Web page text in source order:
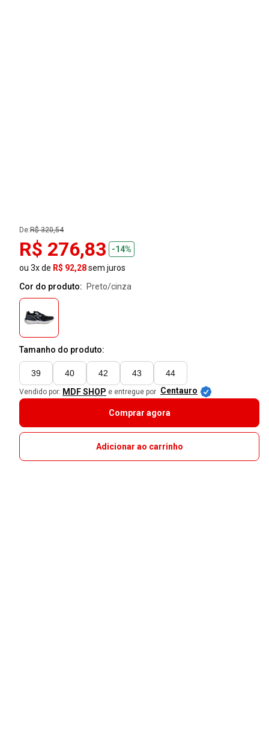
De:R$ 320,54
R$ 276,83
-14%
ou 3x de R$ 92,28sem juros
Cor do produto:
preto/cinza
Tamanho do produto:
39 40 42 43 44
Vendido por: MDF SHOP e entregue por Centauro
Comprar agora
Adicionar ao carrinho